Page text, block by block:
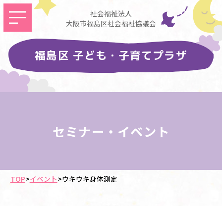
社会福祉法人
大阪市福島区社会福祉協議会
福島区 子ども・子育てプラザ
セミナー・イベント
TOP>イベント>ウキウキ身体測定